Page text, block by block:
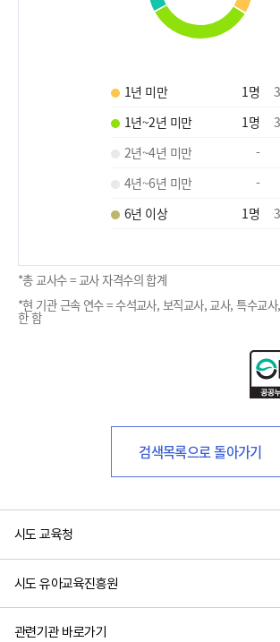
1년 미만 1명
1년~2년 미만
1명
2년~4년 미만
-
4년~6년 미만
-
6년 이상
1명
*총 교사수 = 교사 자격수의 합계
*현 기관 근속 연수 = 수석교사, 보직교사, 교사, 특수교
한 함
검색목록으로 돌아가기
시도 교육청
시도 유아교육진흥원
관련기관 바로가기